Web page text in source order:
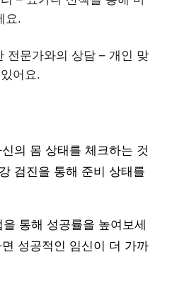
요.
전문가와의 상담 – 개인 맞
어요.
의 몸 상태를 체크하는 것
검진을 통해 준비 상태를
통해 성공률을 높여보세
성공적인 임신이 더 가까